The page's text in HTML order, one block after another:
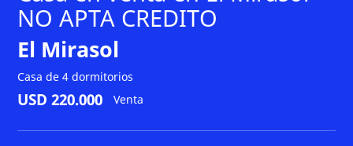
NO APTA CREDITO
El Mirasol
Casa de 4 dormitorios
USD 220.000 Venta